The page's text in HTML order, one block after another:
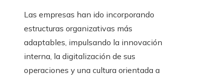
Las empresas han ido incorporando
estructuras organizativas más
adaptables, impulsando la innovación
interna, la digitalización de sus
operaciones y una cultura orientada a